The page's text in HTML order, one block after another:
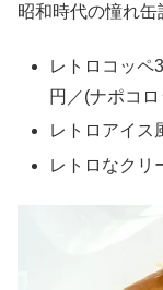
昭和時代の憧れ缶
レトロコッペ
円／(ナポコ
レトロアイス
レトロなクリ